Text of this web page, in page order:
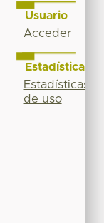
Usuario
Acceder
Estadísticas
Estadísticas
de uso